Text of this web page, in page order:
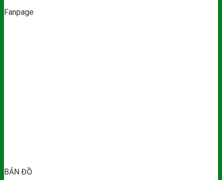
Fanpage
BẢN ĐỒ